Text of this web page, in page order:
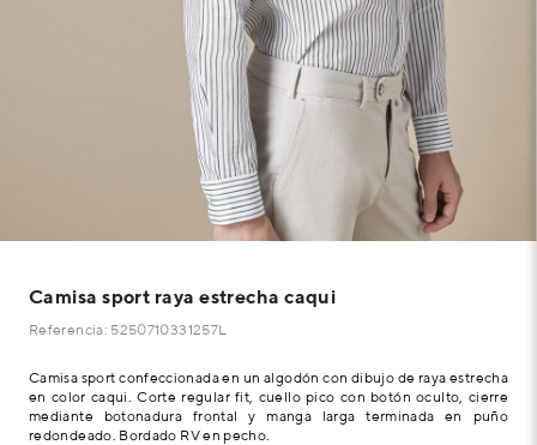
Camisa sport raya estrecha caqui
Referencia: 5250710331257L
Camisa sport confeccionada en un algodón con dibujo de raya estrecha
en color caqui. Corte regular fit, cuello pico con botón oculto, cierre
mediante botonadura frontal y manga larga terminada en puño
redondeado. Bordado RV en pecho.